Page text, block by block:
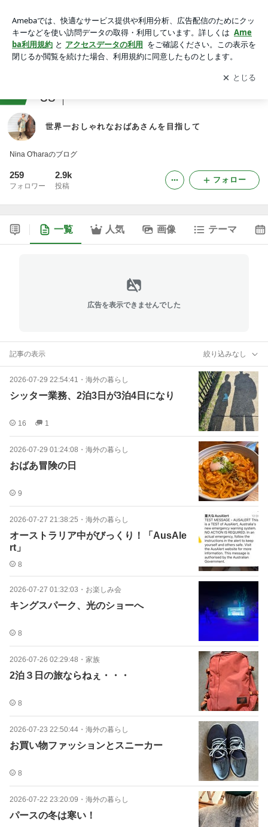
アプリをダウンロードして ブログの更新通知
を受け取りまし
ょう。
開く
38
世界一おしゃれなおばあさんを目指して
Nina O'haraのブログ
259
フォロワー
2.9k
投稿
フォロー
一覧 人気 画像 テーマ
広告を表示できませんでした
記事の表示 絞り込みなし
2026-07-29 22:54:41 ・ 海外の暮らし
シッター業務、2泊3日が3泊4日になり
16 1
2026-07-29 01:24:08 ・ 海外の暮らし
おばあ冒険の日
9
2026-07-27 21:38:25 ・ 海外の暮らし
オーストラリア中がびっくり！「AusAle
rt」
8
2026-07-27 01:32:03 ・ お楽しみ会
キングスパーク、光のショーへ
8
2026-07-26 02:29:48 ・ 家族
2泊３日の旅ならねぇ・・・
8
2026-07-23 22:50:44 ・ 海外の暮らし
お買い物ファッションとスニーカー
8
2026-07-22 23:20:09 ・ 海外の暮らし
パースの冬は寒い！